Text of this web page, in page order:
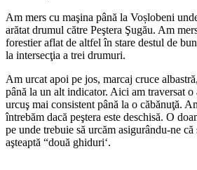
Am mers cu maşina până la Voșlobeni
arătat drumul către Peştera Şugău. Am
forestier aflat de altfel în stare destul de
la intersecţia a trei drumuri.
Am urcat apoi pe jos, marcaj cruce
până la un alt indicator. Aici am traversat o
urcuş mai consistent până la o căbănuţă.
întrebăm dacă peştera este deschisă. O
pe unde trebuie să urcăm asigurându-ne
aşteaptă “două ghiduri‘.